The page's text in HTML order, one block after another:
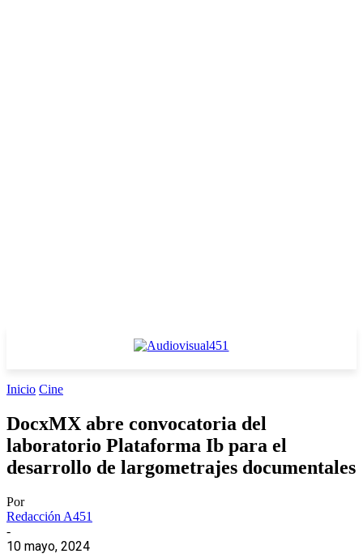
Inicio Cine
DocxMX abre convocatoria del
laboratorio Plataforma Ib para el
desarrollo de largometrajes documentales
Por
Redacción A451
-
10 mayo, 2024